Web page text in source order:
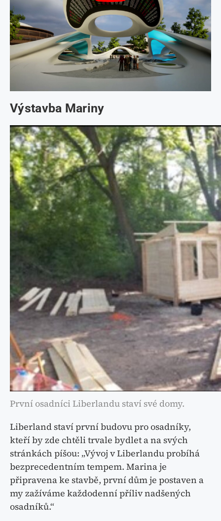
Výstavba Mariny
První osadníci Liberlandu staví své domy.
Liberland staví první budovu pro osadníky,
kteří by zde chtěli trvale bydlet a na svých
stránkách píšou: „Vývoj v Liberlandu probíhá
bezprecedentním tempem. Marina je
připravena ke stavbě, první dům je postaven a
my zažíváme každodenní příliv nadšených
osadníků.“